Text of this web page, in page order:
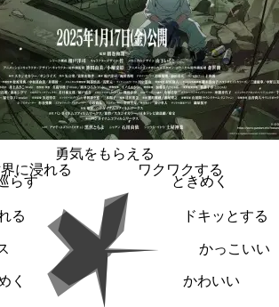
勇気をもらえる
ワクワクする
ときめく
ドキッとする
かっこいい
かわいい
く
る
らす
に浸れる